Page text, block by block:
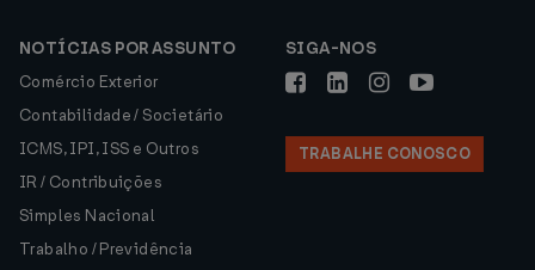
NOTÍCIAS POR ASSUNTO
Comércio Exterior
Contabilidade / Societário
ICMS, IPI, ISS e Outros
IR / Contribuições
Simples Nacional
Trabalho / Previdência
SIGA-NOS
TRABALHE CONOSCO